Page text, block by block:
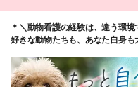
＊＼動物看護の経験は、違う環境
好きな動物たちも、あなた自身も